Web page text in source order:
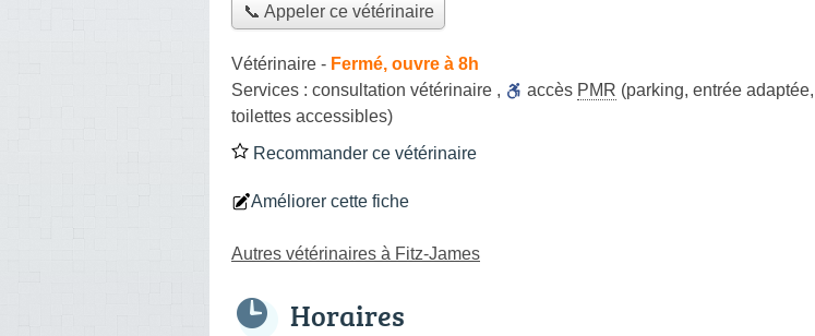
📞 Appeler ce vétérinaire
Vétérinaire - Fermé, ouvre à 8h
Services : consultation vétérinaire , accès PMR (parking, entrée adaptée,
toilettes accessibles)
Recommander ce vétérinaire
Améliorer cette fiche
Autres vétérinaires à Fitz-James
Horaires